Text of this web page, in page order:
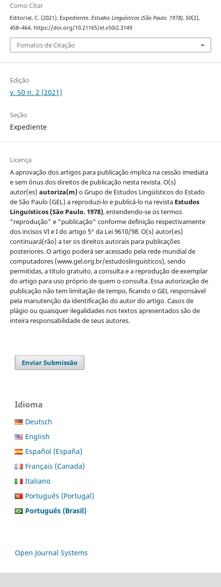
Como Citar
Editorial, C. (2021). Expediente. Estudos Linguísticos (São Paulo. 1978), 50(2),
458–464. https://doi.org/10.21165/el.v50i2.3149
Fomatos de Citação
Edição
v. 50 n. 2 (2021)
Seção
Expediente
Licença
A aprovação dos artigos para publicação implica na cessão imediata
e sem ônus dos direitos de publicação nesta revista. O(s)
autor(es) autoriza(m)o Grupo de Estudos Lingüísticos do Estado
de São Paulo (GEL) a reproduzi-lo e publicá-lo na revista Estudos
Linguísticos(São Paulo. 1978), entendendo-se os termos
"reprodução" e "publicação" conforme definição respectivamente
dos incisos VI e I do artigo 5° da Lei 9610/98. O(s) autor(es)
continuará(rão) a ter os direitos autorais para publicações
posteriores. O artigo poderá ser acessado pela rede mundial de
computadores (www.gel.org.br/estudoslinguisticos), sendo
permitidas, a título gratuito, a consulta e a reprodução de exemplar
do artigo para uso próprio de quem o consulta. Essa autorização de
publicação não tem limitação de tempo, ficando o GEL responsável
pela manutenção da identificação do autor do artigo. Casos de
plágio ou quaisquer ilegalidades nos textos apresentados são de
inteira responsabilidade de seus autores.
Enviar Submissão
Idioma
Deutsch
English
Español (España)
Français (Canada)
Italiano
Português (Portugal)
Português (Brasil)
Open Journal Systems